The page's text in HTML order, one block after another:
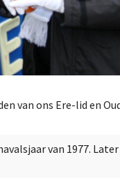
van ons Ere-lid en
van 1977.